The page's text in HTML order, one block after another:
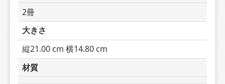
2冊
大きさ
縦21.00 cm 横14.80 cm
材質